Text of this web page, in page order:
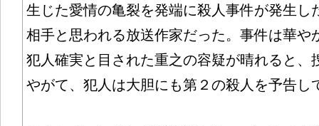
生じた愛情の亀裂を発端に殺人事件が発生し
相手と思われる放送作家だった。事件は華や
犯人確実と目された重之の容疑が晴れると、
やがて、犯人は大胆にも第２の殺人を予告し